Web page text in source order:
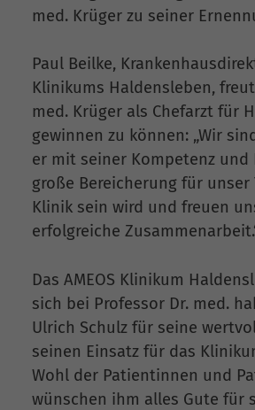
med. Krüger zu seiner
Paul Beilke,
Klinikums Haldensleben,
med. Krüger als Chefarzt für
gewinnen zu können: „Wir
er mit seiner Kompetenz und
große Bereicherung für unser
Klinik sein wird und freuen
erfolgreiche
Das AMEOS Klinikum
sich bei Professor Dr. med.
Ulrich Schulz für seine
seinen Einsatz für das
Wohl der Patientinnen und
wünschen ihm alles Gute für